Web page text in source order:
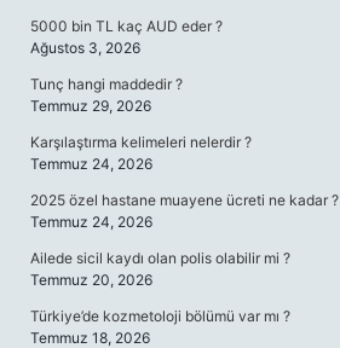
5000 bin TL kaç AUD eder ?
Ağustos 3, 2026
Tunç hangi maddedir ?
Temmuz 29, 2026
Karşılaştırma kelimeleri nelerdir ?
Temmuz 24, 2026
2025 özel hastane muayene ücreti ne kadar ?
Temmuz 24, 2026
Ailede sicil kaydı olan polis olabilir mi ?
Temmuz 20, 2026
Türkiye’de kozmetoloji bölümü var mı ?
Temmuz 18, 2026